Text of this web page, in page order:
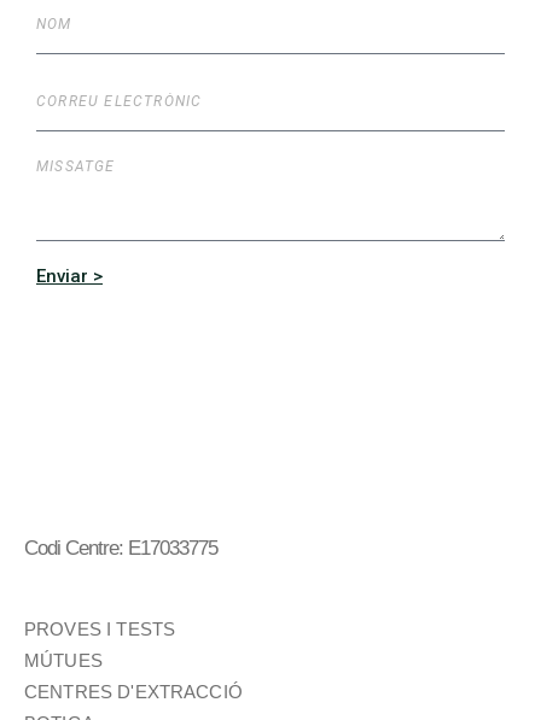
Enviar >
Codi Centre: E17033775
PROVES I TESTS
MÚTUES
CENTRES D'EXTRACCIÓ